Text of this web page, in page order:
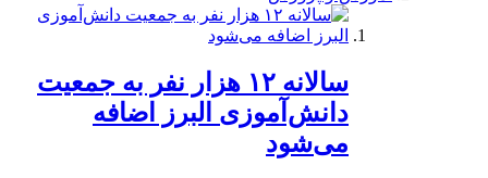
️سالانه ۱۲ هزار نفر به جمعیت
دانش‌آموزی البرز اضافه
می‌شود